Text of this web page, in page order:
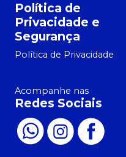
Política de
Privacidade e
Segurança
Política de Privacidade
Acompanhe nas
Redes Sociais